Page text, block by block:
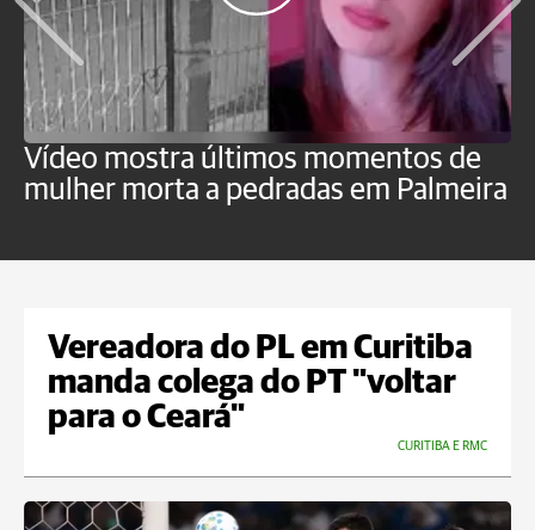
Vídeo mostra últimos momentos de
mulher morta a pedradas em Palmeira
Vereadora do PL em Curitiba
manda colega do PT "voltar
para o Ceará"
CURITIBA E RMC